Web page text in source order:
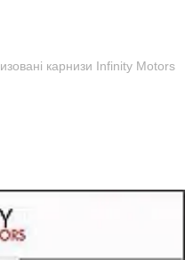
карнизи Infinity Motors